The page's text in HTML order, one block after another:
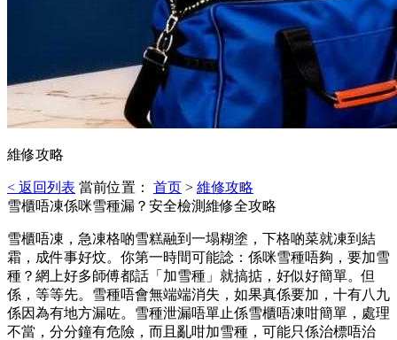
維修攻略
< 返回列表 當前位置： 首页 > 維修攻略
雪櫃唔凍係咪雪種漏？安全檢測維修全攻略
雪櫃唔凍，急凍格啲雪糕融到一塌糊塗，下格啲菜就凍到結
霜，成件事好炆。你第一時間可能諗：係咪雪種唔夠，要加雪
種？網上好多師傅都話「加雪種」就搞掂，好似好簡單。但
係，等等先。雪種唔會無端端消失，如果真係要加，十有八九
係因為有地方漏咗。雪種泄漏唔單止係雪櫃唔凍咁簡單，處理
不當，分分鐘有危險，而且亂咁加雪種，可能只係治標唔治